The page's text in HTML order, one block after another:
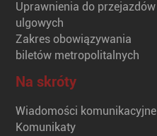
Uprawnienia do przejazdów
ulgowych
Zakres obowiązywania
biletów metropolitalnych
Na skróty
Wiadomości komunikacyjne
Komunikaty